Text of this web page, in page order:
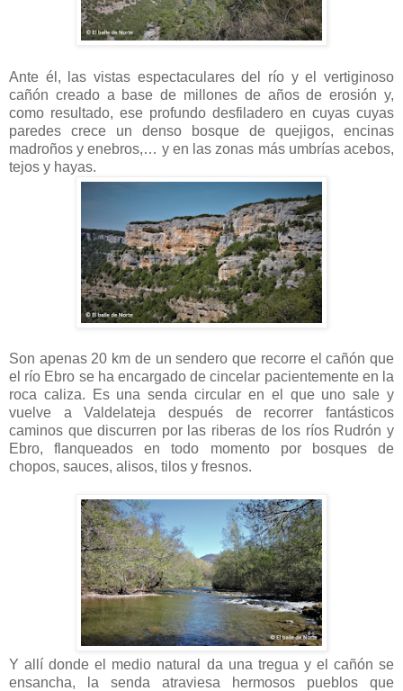
Ante él, las vistas espectaculares del río y el vertiginoso
cañón creado a base de millones de años de erosión y,
como resultado, ese profundo desfiladero en cuyas cuyas
paredes crece un denso bosque de quejigos, encinas
madroños y enebros,… y en las zonas más umbrías acebos,
tejos y hayas.
Son apenas 20 km de un sendero que recorre el cañón que
el río Ebro se ha encargado de cincelar pacientemente en la
roca caliza. Es una senda circular en el que uno sale y
vuelve a Valdelateja después de recorrer fantásticos
caminos que discurren por las riberas de los ríos Rudrón y
Ebro, flanqueados en todo momento por bosques de
chopos, sauces, alisos, tilos y fresnos.
Y allí donde el medio natural da una tregua y el cañón se
ensancha, la senda atraviesa hermosos pueblos que